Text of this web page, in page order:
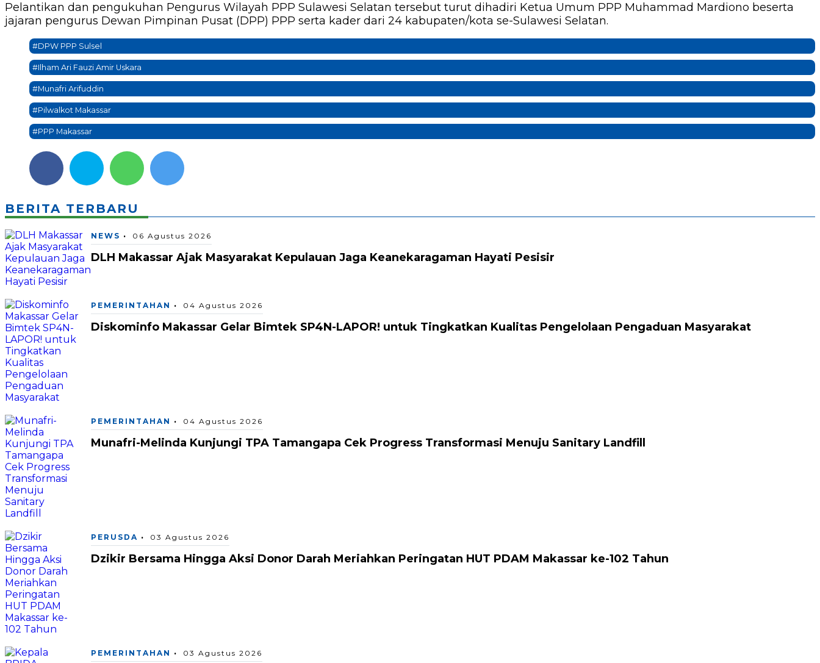
Pelantikan dan pengukuhan Pengurus Wilayah PPP Sulawesi Selatan tersebut turut dihadiri Ketua Umum PPP Muhammad Mardiono beserta
jajaran pengurus Dewan Pimpinan Pusat (DPP) PPP serta kader dari 24 kabupaten/kota se-Sulawesi Selatan.
#DPW PPP Sulsel
#Ilham Ari Fauzi Amir Uskara
#Munafri Arifuddin
#Pilwalkot Makassar
#PPP Makassar
BERITA TERBARU
NEWS 06 Agustus 2026
DLH Makassar Ajak Masyarakat Kepulauan Jaga Keanekaragaman Hayati Pesisir
PEMERINTAHAN 04 Agustus 2026
Diskominfo Makassar Gelar Bimtek SP4N-LAPOR! untuk Tingkatkan Kualitas Pengelolaan Pengaduan Masyarakat
PEMERINTAHAN 04 Agustus 2026
Munafri-Melinda Kunjungi TPA Tamangapa Cek Progress Transformasi Menuju Sanitary Landfill
PERUSDA 03 Agustus 2026
Dzikir Bersama Hingga Aksi Donor Darah Meriahkan Peringatan HUT PDAM Makassar ke-102 Tahun
PEMERINTAHAN 03 Agustus 2026